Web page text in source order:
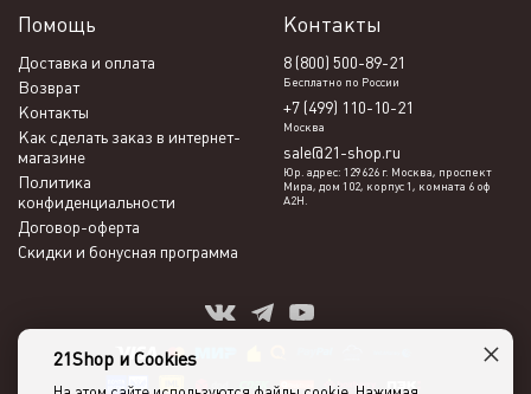
Помощь
Доставка и оплата
Возврат
Контакты
Как сделать заказ в интернет-
магазине
Политика
конфиденциальности
Договор-оферта
Скидки и бонусная программа
Контакты
8 (800) 500-89-21
Бесплатно по России
+7 (499) 110-10-21
Москва
sale@21-shop.ru
Юр. адрес: 129626 г. Москва, проспект
Мира, дом 102, корпус 1, комната 6 оф
А2Н.
21Shop и Cookies ×